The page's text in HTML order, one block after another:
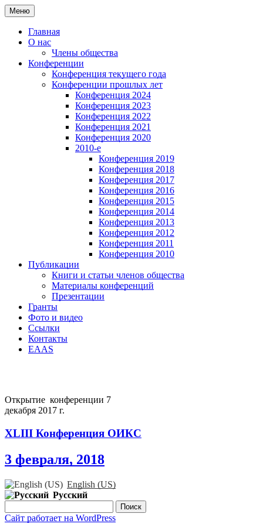
Перейти
к
содержимому
Меню
Главная
О нас
Члены общества
Конференции
Конференция текущего года
Конференции прошлых лет
Конференция 2024
Конференция 2023
Конференция 2022
Конференция 2021
Конференция 2020
2010-e
Конференция 2019
Конференция 2018
Конференция 2017
Конференция 2016
Конференция 2015
Конференция 2014
Конференция 2013
Конференция 2012
Конференция 2011
Конференция 2010
Публикации
Книги и статьи членов общества
Материалы конференций
Презентации
Гранты
Фото и видео
Ссылки
Контакты
EAAS
Открытие конференции 7
декабря 2017 г.
XLIII Конференция ОИКС
3 февраля, 2018
English (US)
Русский
Сайт работает на WordPress